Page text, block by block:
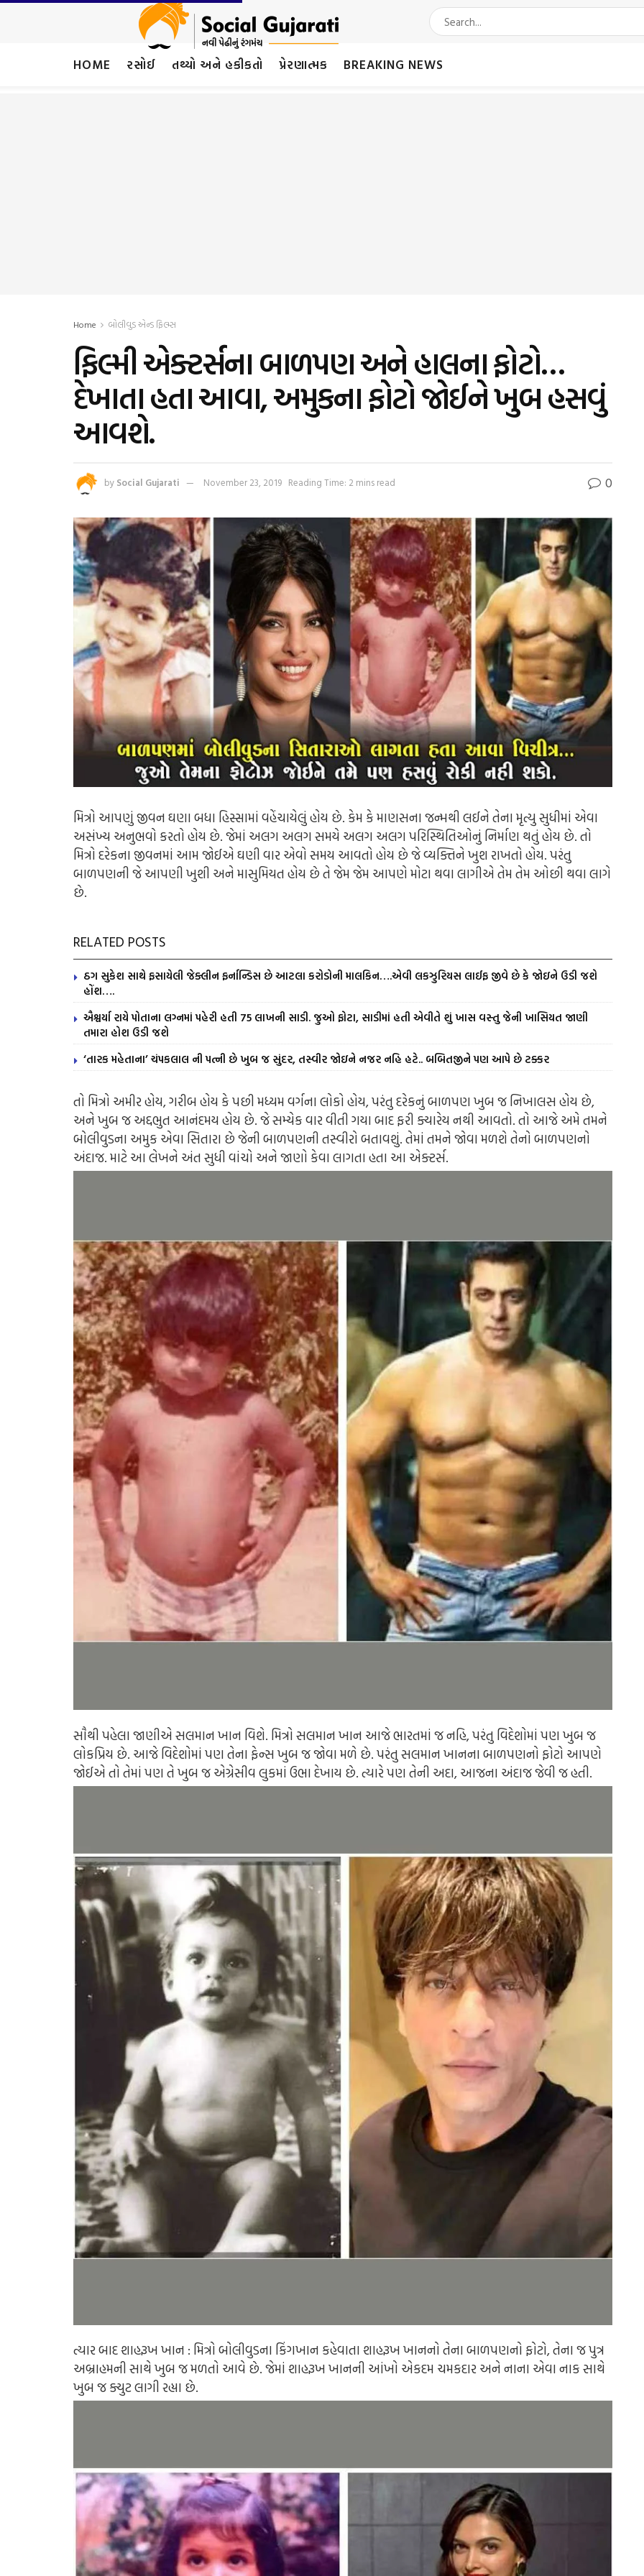
HOME રસોઈ તથ્યો અને હકીકતો પ્રેરણાત્મક BREAKING NEWS
Home બોલીવુડ એન્ડ ફિલ્મ્સ
ફિલ્મી એક્ટર્સના બાળપણ અને હાલના ફોટો…
દેખાતા હતા આવા, અમુકના ફોટો જોઈને ખુબ હસવું
આવશે.
by Social Gujarati November 23, 2019 Reading Time: 2 mins read 0
મિત્રો આપણું જીવન ઘણા બધા હિસ્સામાં વહેંચાયેલું હોય છે. કેમ કે માણસના જન્મથી લઈને તેના મૃત્યુ સુધીમાં એવા
અસંખ્ય અનુભવો કરતો હોય છે. જેમાં અલગ અલગ સમયે અલગ અલગ પરિસ્થિતિઓનું નિર્માણ થતું હોય છે. તો
મિત્રો દરેકના જીવનમાં આમ જોઈએ ઘણી વાર એવો સમય આવતો હોય છે જે વ્યક્તિને ખુશ રાખતો હોય. પરંતુ
બાળપણની જે આપણી ખુશી અને માસુમિયત હોય છે તે જેમ જેમ આપણે મોટા થવા લાગીએ તેમ તેમ ઓછી થવા લાગે
છે.
RELATED POSTS
ઠગ સુકેશ સાથે ફસાયેલી જેક્લીન ફર્નાન્ડિસ છે આટલા કરોડોની માલકિન….એવી લકઝુરિયસ લાઈફ જીવે છે કે જોઇને ઉડી જશે
હોંશ….
ઐશ્વર્યા રાયે પોતાના લગ્નમાં પહેરી હતી 75 લાખની સાડી. જુઓ ફોટા, સાડીમાં હતી એવીતે શું ખાસ વસ્તુ જેની ખાસિયત જાણી
તમારા હોશ ઉડી જશે
‘તારક મહેતાના’ ચંપકલાલ ની પત્ની છે ખુબ જ સુંદર, તસ્વીર જોઇને નજર નહિ હટે.. બબિતજીને પણ આપે છે ટક્કર
તો મિત્રો અમીર હોય, ગરીબ હોય કે પછી મધ્યમ વર્ગના લોકો હોય, પરંતુ દરેકનું બાળપણ ખુબ જ નિખાલસ હોય છે,
અને ખુબ જ અદ્દભુત આનંદમય હોય છે. જે સમ્યેક વાર વીતી ગયા બાદ ફરી ક્યારેય નથી આવતો. તો આજે અમે તમને
બોલીવુડના અમુક એવા સિતારા છે જેની બાળપણની તસ્વીરો બતાવશું. તેમાં તમને જોવા મળશે તેનો બાળપણનો
અંદાજ. માટે આ લેખને અંત સુધી વાંચો અને જાણો કેવા લાગતા હતા આ એક્ટર્સ.
સૌથી પહેલા જાણીએ સલમાન ખાન વિશે. મિત્રો સલમાન ખાન આજે ભારતમાં જ નહિ, પરંતુ વિદેશોમાં પણ ખુબ જ
લોકપ્રિય છે. આજે વિદેશોમાં પણ તેના ફેન્સ ખુબ જ જોવા મળે છે. પરંતુ સલમાન ખાનના બાળપણનો ફોટો આપણે
જોઈએ તો તેમાં પણ તે ખુબ જ એગ્રેસીવ લુકમાં ઉભા દેખાય છે. ત્યારે પણ તેની અદા, આજના અંદાજ જેવી જ હતી.
ત્યાર બાદ શાહરૂખ ખાન : મિત્રો બોલીવુડના કિંગખાન કહેવાતા શાહરૂખ ખાનનો તેના બાળપણનો ફોટો, તેના જ પુત્ર
અબ્રાહમની સાથે ખુબ જ મળતો આવે છે. જેમાં શાહરૂખ ખાનની આંખો એકદમ ચમકદાર અને નાના એવા નાક સાથે
ખુબ જ ક્યુટ લાગી રહ્યા છે.